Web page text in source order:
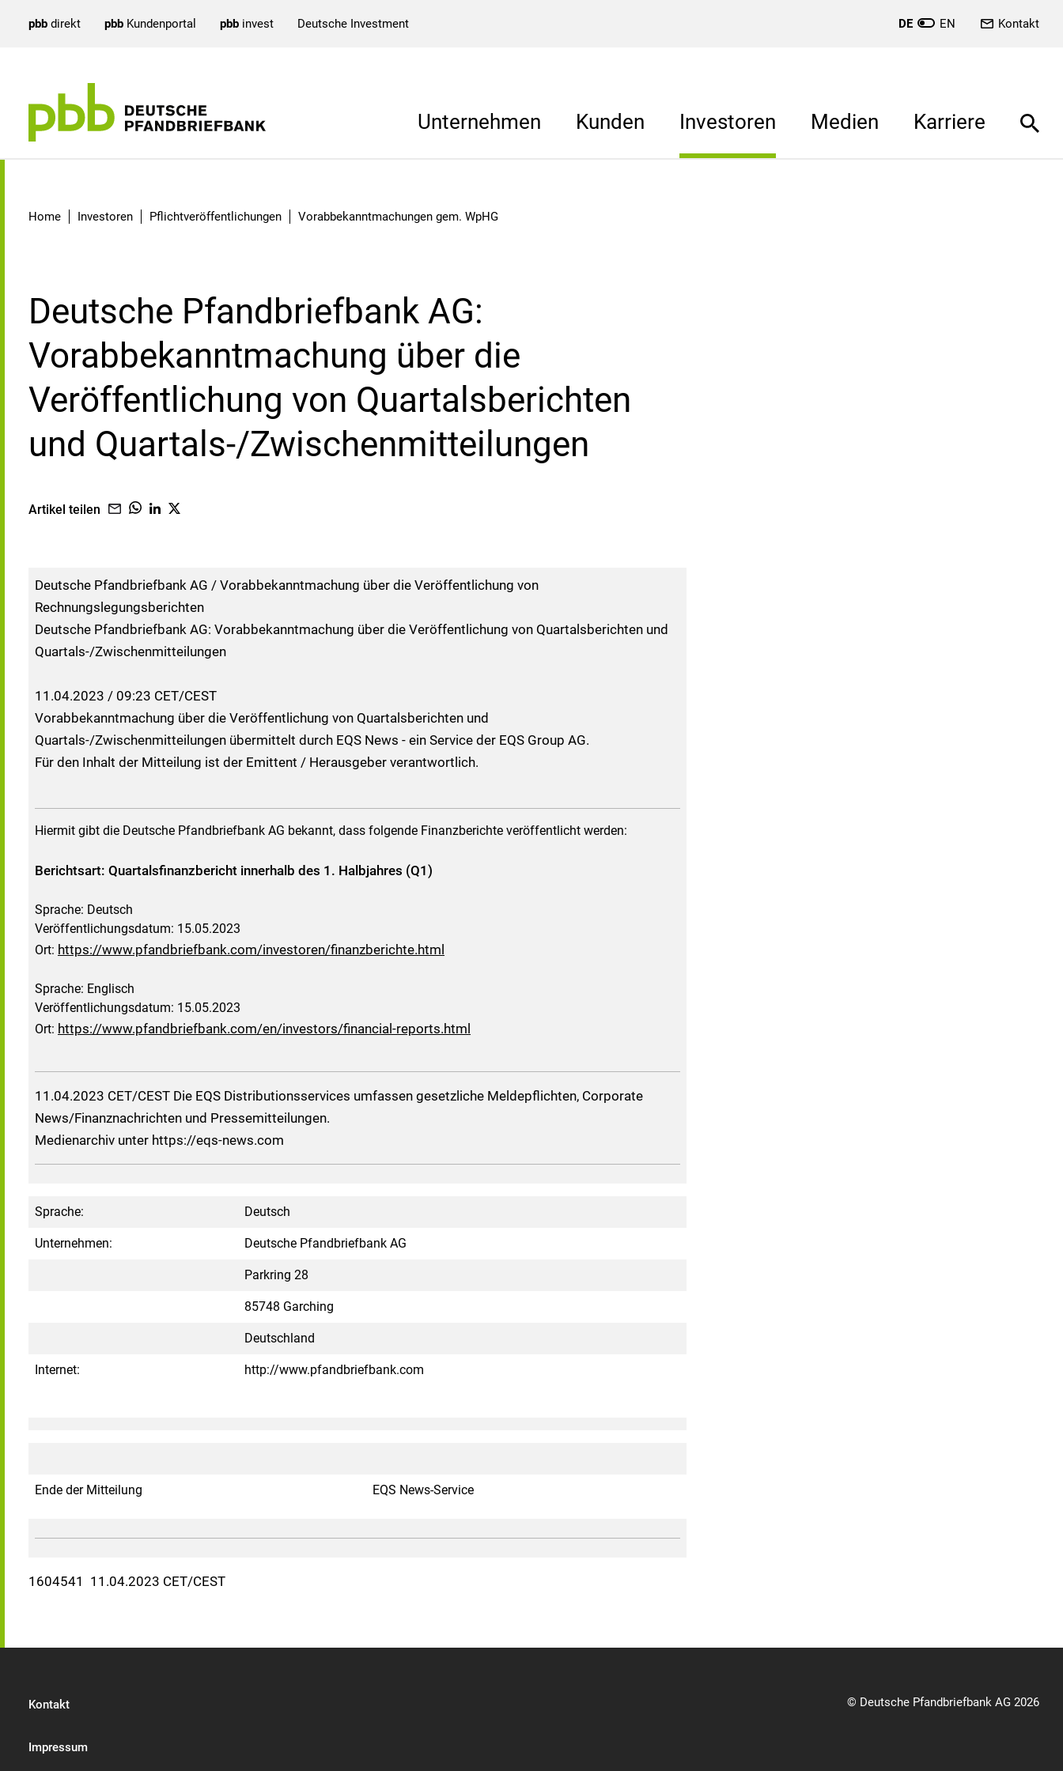
pbb direkt pbb Kundenportal pbb invest Deutsche Investment DE EN Kontakt
Unternehmen Kunden Investoren Medien Karriere
Home Investoren Pflichtveröffentlichungen Vorabbekanntmachungen gem. WpHG
Deutsche Pfandbriefbank AG:
Vorabbekanntmachung über die
Veröffentlichung von Quartalsberichten
und Quartals-/Zwischenmitteilungen
Artikel teilen
Deutsche Pfandbriefbank AG / Vorabbekanntmachung über die Veröffentlichung von
Rechnungslegungsberichten
Deutsche Pfandbriefbank AG: Vorabbekanntmachung über die Veröffentlichung von Quartalsberichten und
Quartals-/Zwischenmitteilungen
11.04.2023 / 09:23 CET/CEST
Vorabbekanntmachung über die Veröffentlichung von Quartalsberichten und
Quartals-/Zwischenmitteilungen übermittelt durch EQS News - ein Service der EQS Group AG.
Für den Inhalt der Mitteilung ist der Emittent / Herausgeber verantwortlich.
Hiermit gibt die Deutsche Pfandbriefbank AG bekannt, dass folgende Finanzberichte veröffentlicht werden:
Berichtsart: Quartalsfinanzbericht innerhalb des 1. Halbjahres (Q1)
Sprache: Deutsch
Veröffentlichungsdatum: 15.05.2023
Ort: https://www.pfandbriefbank.com/investoren/finanzberichte.html
Sprache: Englisch
Veröffentlichungsdatum: 15.05.2023
Ort: https://www.pfandbriefbank.com/en/investors/financial-reports.html
11.04.2023 CET/CEST Die EQS Distributionsservices umfassen gesetzliche Meldepflichten, Corporate
News/Finanznachrichten und Pressemitteilungen.
Medienarchiv unter https://eqs-news.com
Sprache: Deutsch
Unternehmen: Deutsche Pfandbriefbank AG
Parkring 28
85748 Garching
Deutschland
Internet: http://www.pfandbriefbank.com
Ende der Mitteilung EQS News-Service
1604541 11.04.2023 CET/CEST
Kontakt
Impressum
© Deutsche Pfandbriefbank AG 2026